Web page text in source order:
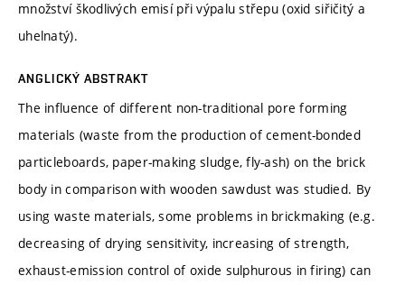
množství škodlivých emisí při výpalu střepu (oxid siřičitý a
uhelnatý).
ANGLICKÝ ABSTRAKT
The influence of different non-traditional pore forming
materials (waste from the production of cement-bonded
particleboards, paper-making sludge, fly-ash) on the brick
body in comparison with wooden sawdust was studied. By
using waste materials, some problems in brickmaking (e.g.
decreasing of drying sensitivity, increasing of strength,
exhaust-emission control of oxide sulphurous in firing) can